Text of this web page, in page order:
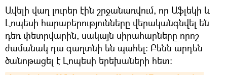
Ավելի վաղ լուրեր էին շրջանառվում, որ Աֆլեկի և
Լոպեսի հարաբերությունները վերականգնվել են
դեռ փետրվարին, սակայն սիրահարները որոշ
ժամանակ դա գաղտնի են պահել։ Բենն արդեն
ծանոթացել է Լոպեսի երեխաների հետ։